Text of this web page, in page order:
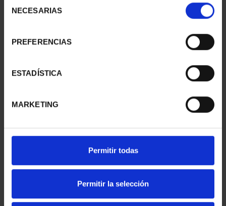
NECESARIAS
PREFERENCIAS
ESTADÍSTICA
MARKETING
Permitir todas
Permitir la selección
Sólo para usuarios
registrados
Sólo para usuarios
registrados
PROVINCIA 3
registrados
PROVINCIA 4
registrados